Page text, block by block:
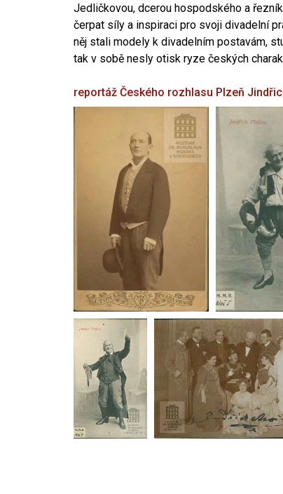
Jedličkovou, dcerou hospodského a
čerpat síly a inspiraci pro svoji divadelní
něj stali modely k divadelním postavám,
tak v sobě nesly otisk ryze českých
reportáž Českého rozhlasu Plzeň